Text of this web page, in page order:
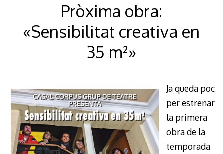
Pròxima obra:
«Sensibilitat creativa en
35 m²»
Ja queda poc
per estrenar
la primera
obra de la
temporada